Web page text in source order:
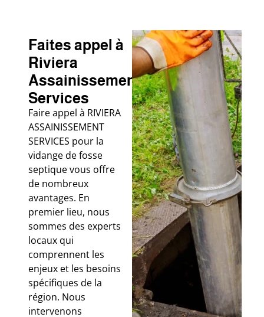
Faites appel à
Riviera
Assainissement
Services
Faire appel à RIVIERA
ASSAINISSEMENT
SERVICES pour la
vidange de fosse
septique vous offre
de nombreux
avantages. En
premier lieu, nous
sommes des experts
locaux qui
comprennent les
enjeux et les besoins
spécifiques de la
région. Nous
intervenons